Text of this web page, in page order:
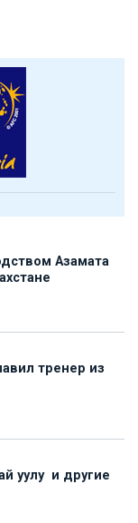
Азамата
тренер из
уулу и другие